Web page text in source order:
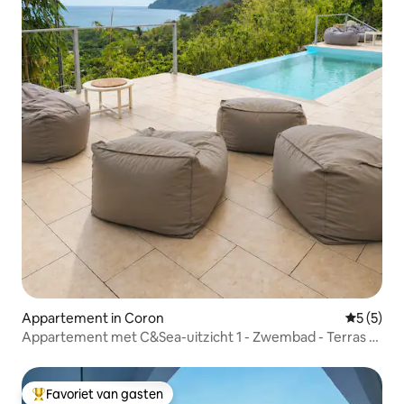
Appartement in Coron
5 (5)
Appartement met C&Sea-uitzicht 1 - Zwembad - Terras -
Favoriet van gasten